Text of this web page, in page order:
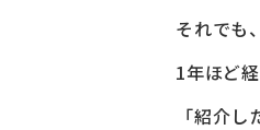
それでも
1年ほど
「紹介し